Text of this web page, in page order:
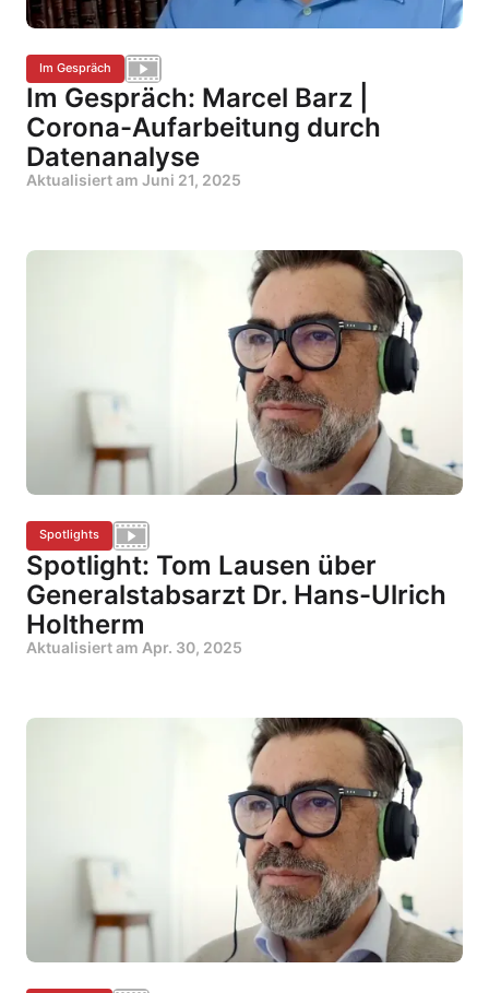
Im Gespräch
Im Gespräch: Marcel Barz |
Corona-Aufarbeitung durch
Datenanalyse
Aktualisiert am Juni 21, 2025
Spotlights
Spotlight: Tom Lausen über
Generalstabsarzt Dr. Hans-Ulrich
Holtherm
Aktualisiert am Apr. 30, 2025